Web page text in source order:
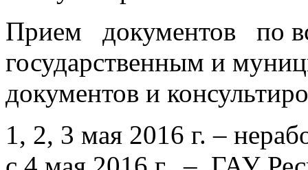
Прием документов по
государственным и
документов и
1, 2, 3 мая 2016 г. –